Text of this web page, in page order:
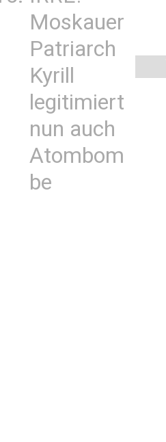
Moskauer
Patriarch
Kyrill
legitimiert
nun auch
Atombom
be